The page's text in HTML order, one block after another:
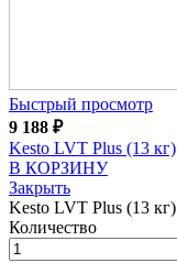
Быстрый просмотр
9 188 ₽
Kesto LVT Plus (13 кг)
В КОРЗИНУ
Закрыть
Kesto LVT Plus (13 кг)
Количество